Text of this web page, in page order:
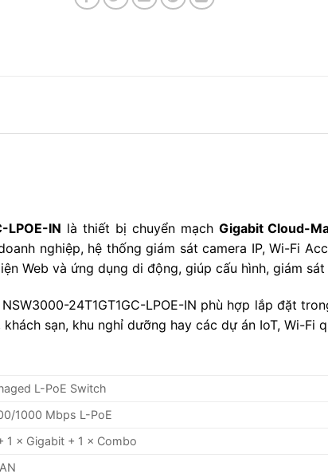
LPOE-IN là thiết bị chuyển mạch Gigabit Cloud-
nghiệp, hệ thống giám sát camera IP, Wi-Fi
Web và ứng dụng di động, giúp cấu hình, giám
24T1GT1GC-LPOE-IN phù hợp lắp đặt
sạn, khu nghỉ dưỡng hay các dự án IoT, Wi-Fi
L-PoE Switch
1000 Mbps L-PoE
1 × Gigabit + 1 × Combo